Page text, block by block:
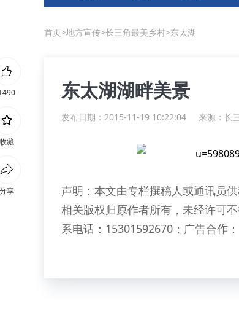
首页>地方宣传>长三角最美乡村>东太湖
东太湖湖畔美景
发布日期：2015-11-19 10:22:04 来源： 长
声明：本文由专栏撰稿人或通讯员
相关版权归原作者所有，未经许可
系电话：15301592670；广告合作：
收藏
分享